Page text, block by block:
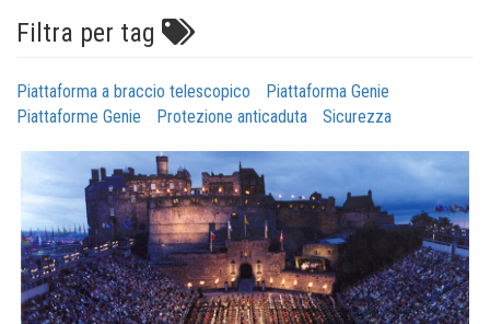
Filtra per tag
Piattaforma a braccio telescopico
Piattaforma Genie
Piattaforme Genie
Protezione anticaduta Sicurezza